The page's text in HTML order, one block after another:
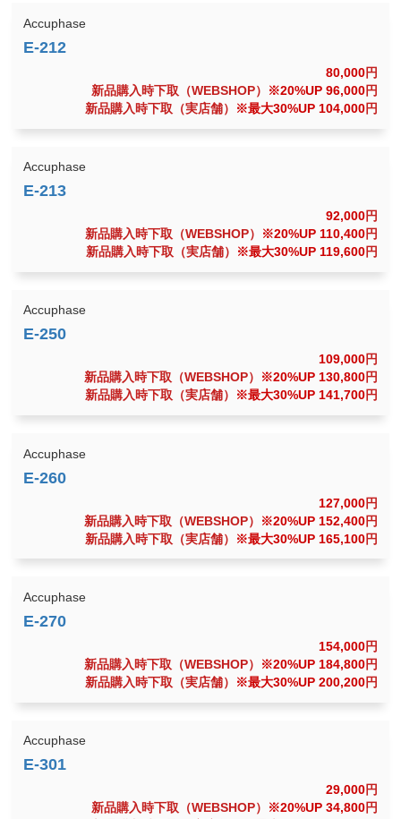
Accuphase
80,000円
新品購入時下取（WEBSHOP）
※20%UP 96,000円
新品購入時下取（実店舗）
※最大30%UP 104,000円
Accuphase
92,000円
新品購入時下取（WEBSHOP）
※20%UP 110,400円
新品購入時下取（実店舗）
※最大30%UP 119,600円
Accuphase
109,000円
新品購入時下取（WEBSHOP）
※20%UP 130,800円
新品購入時下取（実店舗）
※最大30%UP 141,700円
Accuphase
127,000円
新品購入時下取（WEBSHOP）
※20%UP 152,400円
新品購入時下取（実店舗）
※最大30%UP 165,100円
Accuphase
154,000円
新品購入時下取（WEBSHOP）
※20%UP 184,800円
新品購入時下取（実店舗）
※最大30%UP 200,200円
Accuphase
29,000円
新品購入時下取（WEBSHOP）
※20%UP 34,800円